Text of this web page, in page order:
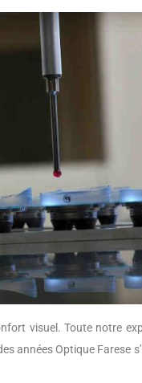
visuel. Toute notre
années Optique Farese